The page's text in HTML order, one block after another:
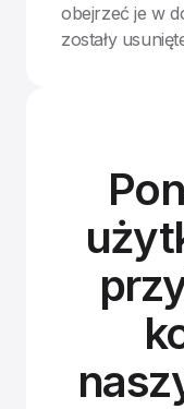
obejrzeć je w
zostały